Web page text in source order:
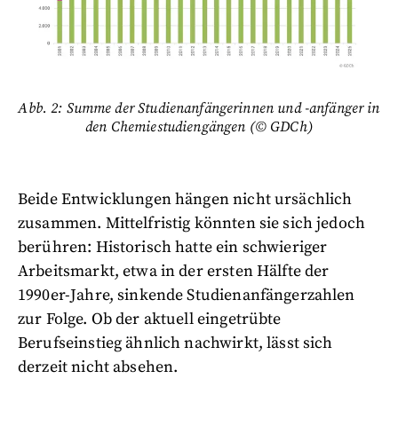
Abb. 2: Summe der Studienanfängerinnen und -anfänger in
den Chemiestudiengängen (© GDCh)
Beide Entwicklungen hängen nicht ursächlich
zusammen. Mittelfristig könnten sie sich jedoch
berühren: Historisch hatte ein schwieriger
Arbeitsmarkt, etwa in der ersten Hälfte der
1990er-Jahre, sinkende Studienanfängerzahlen
zur Folge. Ob der aktuell eingetrübte
Berufseinstieg ähnlich nachwirkt, lässt sich
derzeit nicht absehen.